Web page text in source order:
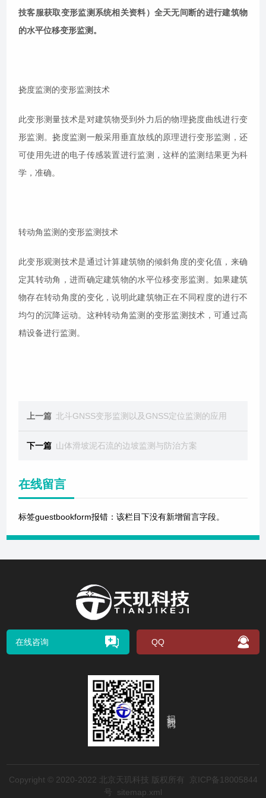
技客服获取变形监测系统相关资料）全天无间断的进行建筑物
的水平位移变形监测。
挠度监测的变形监测技术
此变形测量技术是对建筑物受到外力后的物理挠度曲线进行变
形监测。挠度监测一般采用垂直放线的原理进行变形监测，还
可使用先进的电子传感装置进行监测，这样的监测结果更为科
学，准确。
转动角监测的变形监测技术
此变形观测技术是通过计算建筑物的倾斜角度的变化值，来确
定其转动角，进而确定建筑物的水平位移变形监测。如果建筑
物存在转动角度的变化，说明此建筑物正在不同程度的进行不
均匀的沉降运动。这种转动角监测的变形监测技术，可通过高
精设备进行监测。
上一篇 北斗GNSS变形监测以及GNSS定位监测的应用
下一篇 山体滑坡泥石流的边坡监测与防治方案
在线留言
标签guestbookform报错：该栏目下没有新增留言字段。
在线咨询 QQ
Copyright © 2020-2022 北京天玑科技 版权所有
京ICP备18005844
号
sitemap.xml